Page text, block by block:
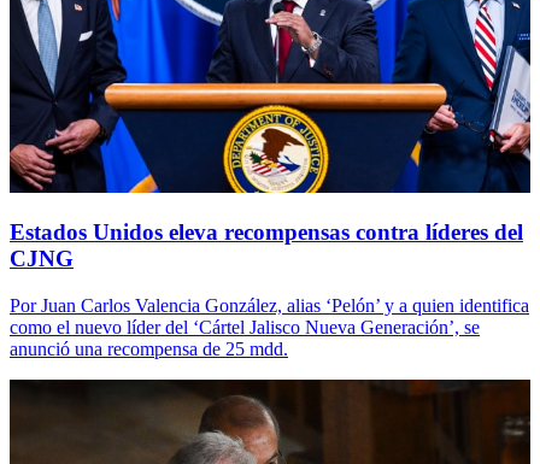
Estados Unidos eleva recompensas contra líderes del
CJNG
Por Juan Carlos Valencia González, alias ‘Pelón’ y a quien identifica
como el nuevo líder del ‘Cártel Jalisco Nueva Generación’, se
anunció una recompensa de 25 mdd.